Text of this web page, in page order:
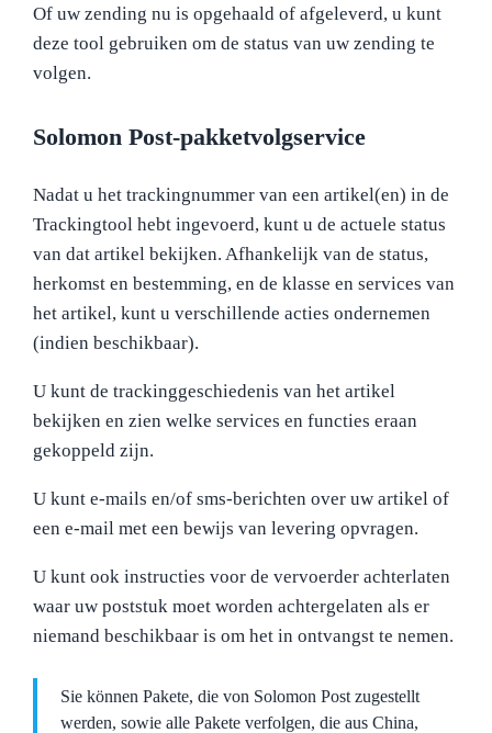
Of uw zending nu is opgehaald of afgeleverd, u kunt
deze tool gebruiken om de status van uw zending te
volgen.
Solomon Post-pakketvolgservice
Nadat u het trackingnummer van een artikel(en) in de
Trackingtool hebt ingevoerd, kunt u de actuele status
van dat artikel bekijken. Afhankelijk van de status,
herkomst en bestemming, en de klasse en services van
het artikel, kunt u verschillende acties ondernemen
(indien beschikbaar).
U kunt de trackinggeschiedenis van het artikel
bekijken en zien welke services en functies eraan
gekoppeld zijn.
U kunt e-mails en/of sms-berichten over uw artikel of
een e-mail met een bewijs van levering opvragen.
U kunt ook instructies voor de vervoerder achterlaten
waar uw poststuk moet worden achtergelaten als er
niemand beschikbaar is om het in ontvangst te nemen.
Sie können Pakete, die von Solomon Post zugestellt
werden, sowie alle Pakete verfolgen, die aus China,